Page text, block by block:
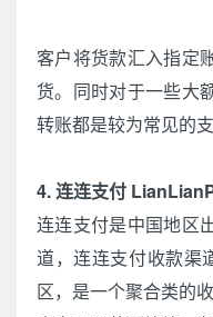
客户将货款汇入指定
货。同时对于一些大
转账都是较为常见的
4. 连连支付
连连支付是中国地区
道，连连支付收款渠
区，是一个聚合类的收